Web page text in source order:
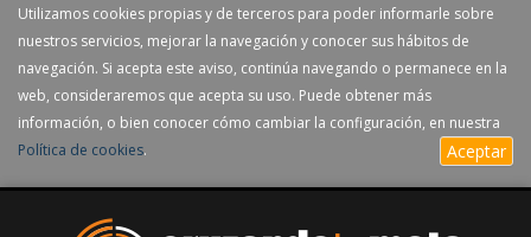
Utilizamos cookies propias y de terceros para poder informarle sobre
nuestros servicios, mejorar la navegación y conocer sus hábitos de
navegación. Si acepta este aviso, continúa navegando o permanece en la
web, consideraremos que acepta su uso. Puede obtener más
información, o bien conocer cómo cambiar la configuración, en nuestra
Política de cookies. Aceptar